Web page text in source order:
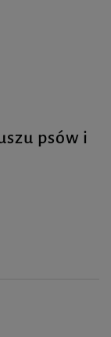
psów i